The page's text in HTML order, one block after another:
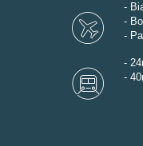
-
-
-
-
-